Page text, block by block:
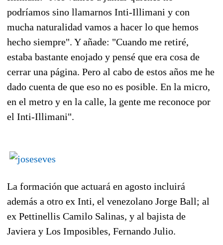
podríamos sino llamarnos Inti-Illimani y con
mucha naturalidad vamos a hacer lo que hemos
hecho siempre". Y añade: "Cuando me retiré,
estaba bastante enojado y pensé que era cosa de
cerrar una página. Pero al cabo de estos años me he
dado cuenta de que eso no es posible. En la micro,
en el metro y en la calle, la gente me reconoce por
el Inti-Illimani".
La formación que actuará en agosto incluirá
además a otro ex Inti, el venezolano Jorge Ball; al
ex Pettinellis Camilo Salinas, y al bajista de
Javiera y Los Imposibles, Fernando Julio.